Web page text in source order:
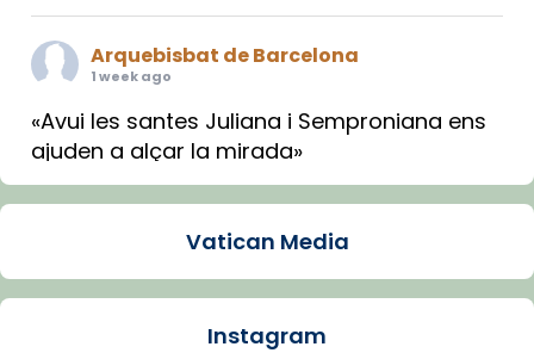
Arquebisbat de Barcelona
1 week ago
«Avui les santes Juliana i Semproniana ens
ajuden a alçar la mirada»
Mons. Sergi Gordo, bisbe de Tortosa, ha
Santes de Mataró.
🔗tinyurl.com/cvu5jmbk
Vatican Media
Instagram